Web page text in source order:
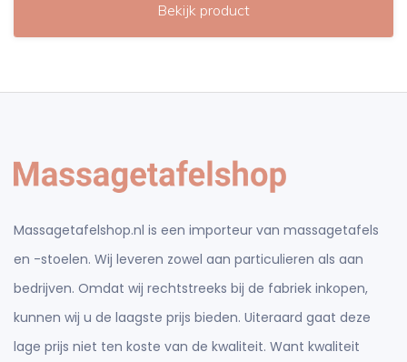
Bekijk product
Massagetafelshop.nl is een importeur van massagetafels
en -stoelen. Wij leveren zowel aan particulieren als aan
bedrijven. Omdat wij rechtstreeks bij de fabriek inkopen,
kunnen wij u de laagste prijs bieden. Uiteraard gaat deze
lage prijs niet ten koste van de kwaliteit. Want kwaliteit